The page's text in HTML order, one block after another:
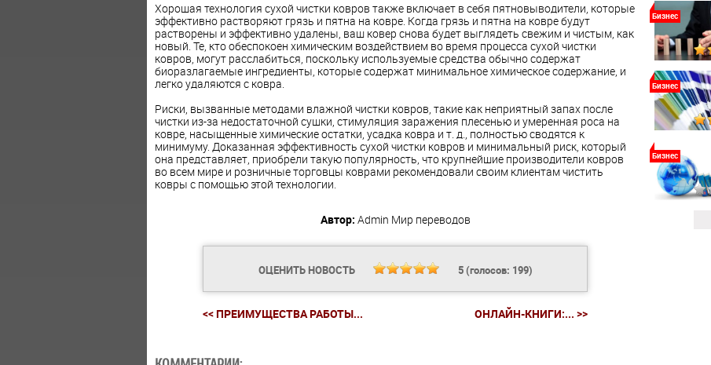
Хорошая технология сухой чистки ковров также включает в себя пятновыводители, которые
эффективно растворяют грязь и пятна на ковре. Когда грязь и пятна на ковре будут
растворены и эффективно удалены, ваш ковер снова будет выглядеть свежим и чистым, как
новый. Те, кто обеспокоен химическим воздействием во время процесса сухой чистки
ковров, могут расслабиться, поскольку используемые средства обычно содержат
биоразлагаемые ингредиенты, которые содержат минимальное химическое содержание, и
легко удаляются с ковра.
Риски, вызванные методами влажной чистки ковров, такие как неприятный запах после
чистки из-за недостаточной сушки, стимуляция заражения плесенью и умеренная роса на
ковре, насыщенные химические остатки, усадка ковра и т. д., полностью сводятся к
минимуму. Доказанная эффективность сухой чистки ковров и минимальный риск, который
она представляет, приобрели такую популярность, что крупнейшие производители ковров
во всем мире и розничные торговцы коврами рекомендовали своим клиентам чистить
ковры с помощью этой технологии.
Автор: Admin Мир переводов
ОЦЕНИТЬ НОВОСТЬ 5(голосов: 199)
<< ПРЕИМУЩЕСТВА РАБОТЫ... ОНЛАЙН-КНИГИ:... >>
Бизнес
Бизнес
Бизнес